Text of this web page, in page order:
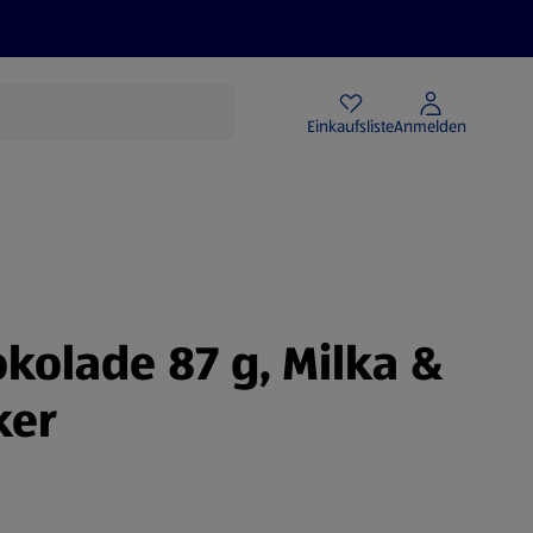
EinkaufslisteAnmelden
87 g, Milka &